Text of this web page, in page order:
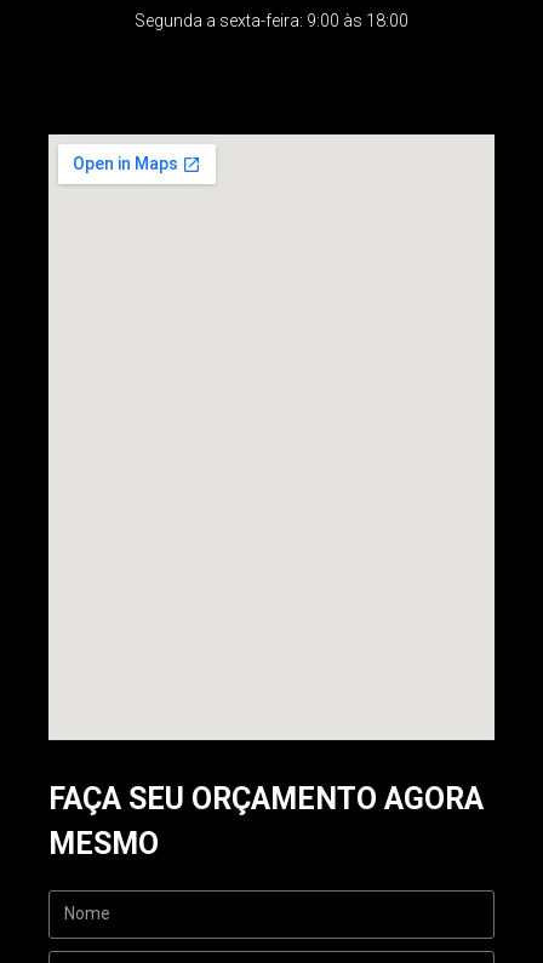
Segunda a sexta-feira: 9:00 às 18:00
FAÇA SEU ORÇAMENTO AGORA
MESMO